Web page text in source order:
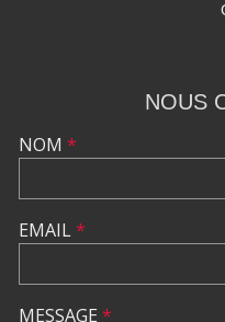
NOUS
NOM *
EMAIL*
MESSAGE *